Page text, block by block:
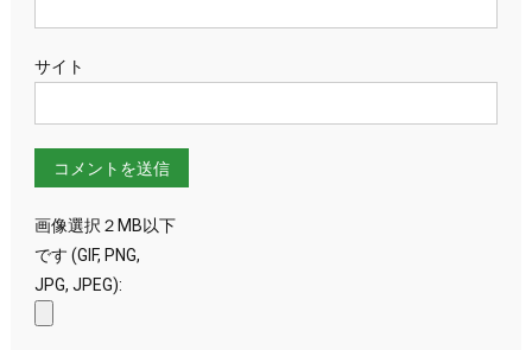
サイト
画像選択２MB以下
です (GIF, PNG,
JPG, JPEG):